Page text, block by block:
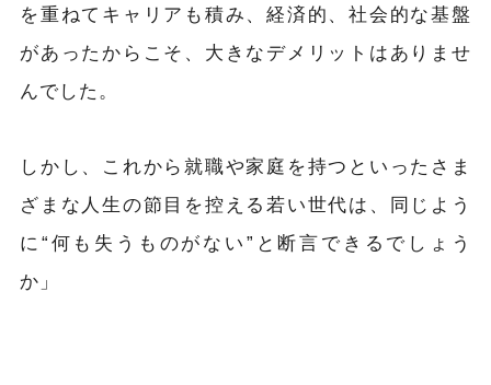
を重ねてキャリアも積み、経済的、社会的な基盤
があったからこそ、大きなデメリットはありませ
んでした。
しかし、これから就職や家庭を持つといったさま
ざまな人生の節目を控える若い世代は、同じよう
に“何も失うものがない”と断言できるでしょう
か」